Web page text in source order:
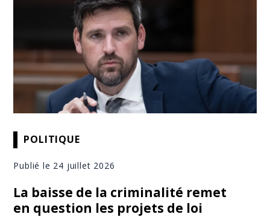
POLITIQUE
Publié le 24 juillet 2026
La baisse de la criminalité remet
en question les projets de loi